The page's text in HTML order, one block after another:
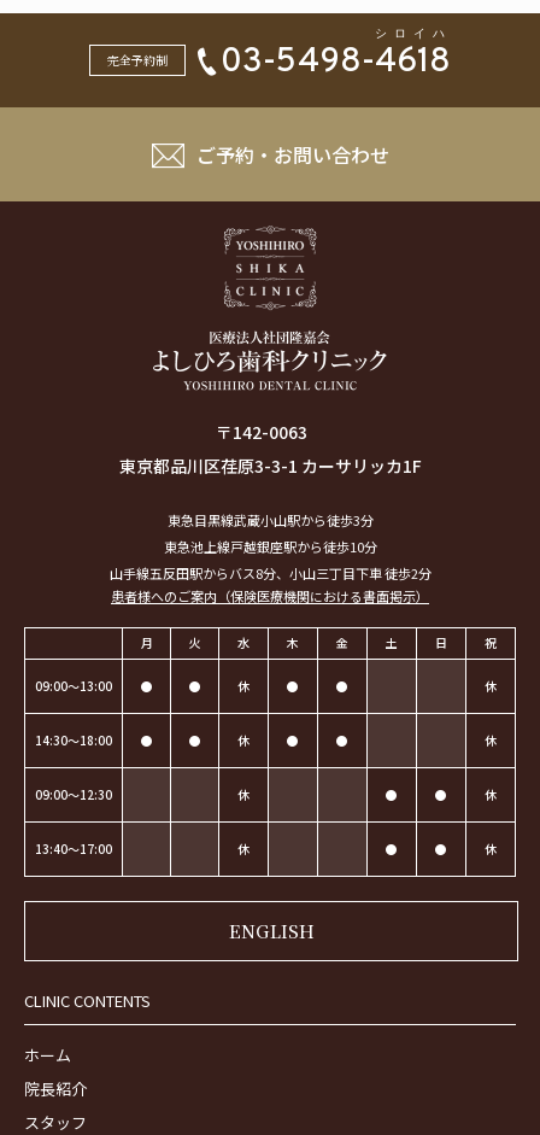
完全予約制 03-5498-4618
ご予約・お問い合わせ
〒142-0063
東京都品川区荏原3-3-1 カーサリッカ1F
東急目黒線武蔵小山駅から徒歩3分
東急池上線戸越銀座駅から徒歩10分
山手線五反田駅からバス8分、小山三丁目下車 徒歩2分
患者様へのご案内（保険医療機関における書面掲示）
月 火 水 木 金 土 日 祝
09:00～13:00 ● ● 休 ● ● 休
14:30～18:00 ● ● 休 ● ● 休
09:00～12:30 休 ● ● 休
13:40～17:00 休 ● ● 休
ENGLISH
CLINIC CONTENTS
ホーム
院長紹介
スタッフ